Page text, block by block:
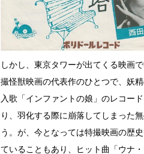
しかし、東京タワーが出てくる映画
撮怪獣映画の代表作のひとつで、妖
入歌「インファントの娘」のレコー
り、羽化する際に崩落してしまった
う。が、今となっては特撮映画の歴
ていることもあり、ヒット曲「ウナ